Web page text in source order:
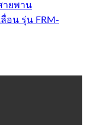
ายพาน
อน รุ่น FRM-